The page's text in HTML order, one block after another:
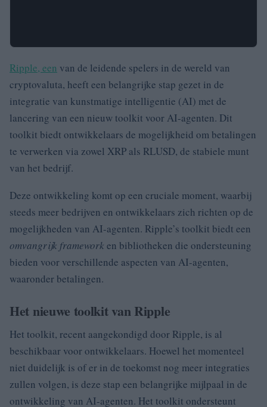
Ripple, een van de leidende spelers in de wereld van
cryptovaluta, heeft een belangrijke stap gezet in de
integratie van kunstmatige intelligentie (AI) met de
lancering van een nieuw toolkit voor AI-agenten. Dit
toolkit biedt ontwikkelaars de mogelijkheid om betalingen
te verwerken via zowel XRP als RLUSD, de stabiele munt
van het bedrijf.
Deze ontwikkeling komt op een cruciale moment, waarbij
steeds meer bedrijven en ontwikkelaars zich richten op de
mogelijkheden van AI-agenten. Ripple’s toolkit biedt een
omvangrijk framework en bibliotheken die ondersteuning
bieden voor verschillende aspecten van AI-agenten,
waaronder betalingen.
Het nieuwe toolkit van Ripple
Het toolkit, recent aangekondigd door Ripple, is al
beschikbaar voor ontwikkelaars. Hoewel het momenteel
niet duidelijk is of er in de toekomst nog meer integraties
zullen volgen, is deze stap een belangrijke mijlpaal in de
ontwikkeling van AI-agenten. Het toolkit ondersteunt